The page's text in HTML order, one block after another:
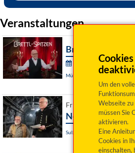
Um den
Webseite
müssen Sie
aktivieren.
Eine
Cookies in
einschalten,
Veranstaltungen
Brettl-Spitzen
Brettl-Spitzen: 1 TV-
München, Hofbräuhaus
Fr 19. Februar 2027
Neues vom
Sulzbach-Rosenberg, Hotel